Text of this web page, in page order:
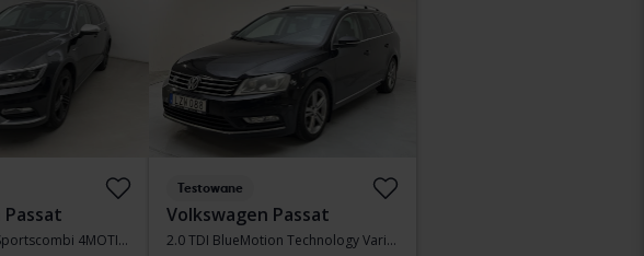
Alltrack 2.0 TDI Sportscombi 4MOTION
Testowane
Volkswagen Passat
2.0 TDI BlueMotion Technology Variant 4Motion